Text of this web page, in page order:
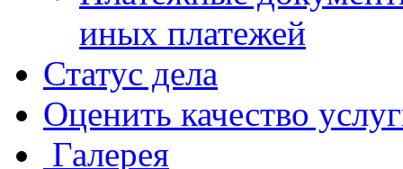
иных платежей
Статус дела
Оценить качество
Галерея